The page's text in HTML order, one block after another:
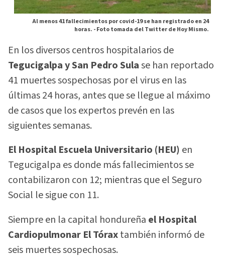
Al menos 41 fallecimientos por covid-19 se han registrado en 24
horas. -Foto tomada del Twitter de Hoy Mismo.
En los diversos centros hospitalarios de
Tegucigalpa y San Pedro Sulase han reportado
41 muertes sospechosas por el virus en las
últimas 24 horas, antes que se llegue al máximo
de casos que los expertos prevén en las
siguientes semanas.
El Hospital Escuela Universitario (HEU) en
Tegucigalpa es donde más fallecimientos se
contabilizaron con 12; mientras que el Seguro
Social le sigue con 11.
Siempre en la capital hondureña el Hospital
Cardiopulmonar El Tóraxtambién informó de
seis muertes sospechosas.